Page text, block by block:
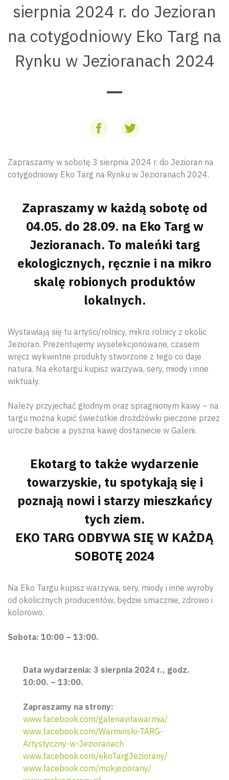
sierpnia 2024 r. do Jezioran
na cotygodniowy Eko Targ na
Rynku w Jezioranach 2024
Zapraszamy w sobotę 3 sierpnia 2024 r. do Jezioran na
cotygodniowy Eko Targ na Rynku w Jezioranach 2024.
Zapraszamy w każdą sobotę od
04.05. do 28.09. na Eko Targ w
Jezioranach. To maleńki targ
ekologicznych, ręcznie i na mikro
skalę robionych produktów
lokalnych.
Wystawiają się tu artyści/rolnicy, mikro rolnicy z okolic
Jezioran. Prezentujemy wyselekcjonowane, czasem
wręcz wykwintne produkty stworzone z tego co daje
natura. Na ekotargu kupisz warzywa, sery, miody i inne
wiktuały.
Należy przyjechać głodnym oraz spragnionym kawy – na
targu można kupić świeżutkie drożdżówki pieczone przez
urocze babcie a pyszna kawę dostaniecie w Galerii.
Ekotarg to także wydarzenie
towarzyskie, tu spotykają się i
poznają nowi i starzy mieszkańcy
tych ziem.
EKO TARG ODBYWA SIĘ W KAŻDĄ
SOBOTĘ 2024
Na Eko Targu kupisz warzywa, sery, miody i inne wyroby
od okolicznych producentów, będzie smacznie, zdrowo i
kolorowo.
Sobota: 10:00 – 13:00.
Data wydarzenia: 3 sierpnia 2024 r., godz.
10:00. – 13:00.
Zapraszamy na strony:
www.facebook.com/galeriavitawarmia/
www.facebook.com/Warmiński-TARG-
Artystyczny-w-Jezioranach
www.facebook.com/ekoTargJeziorany/
www.facebook.com/mokjeziorany/